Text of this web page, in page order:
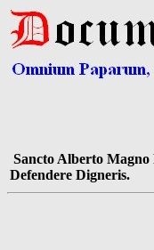
Sancto Alberto
Defendere Digneris.